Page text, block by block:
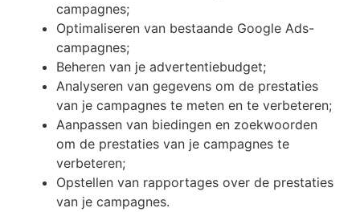
campagnes;
Optimaliseren van bestaande Google Ads-
campagnes;
Beheren van je advertentiebudget;
Analyseren van gegevens om de prestaties
van je campagnes te meten en te verbeteren;
Aanpassen van biedingen en zoekwoorden
om de prestaties van je campagnes te
verbeteren;
Opstellen van rapportages over de prestaties
van je campagnes.